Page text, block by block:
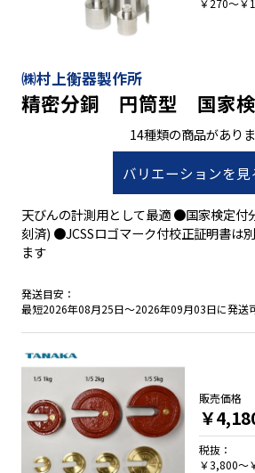
㈱村上衡器製作所
精密分銅 円筒型 国家
14種類の商品があり
バリエーションを見
天びんの計測用として最適 ●国家検定付
刻済) ●JCSSロゴマーク付校正証明書は
ます
発送目安：
最短2026年08月25日～2026年09月03日に発送
￥270～￥
販売価格
￥
税抜：
￥3,800～